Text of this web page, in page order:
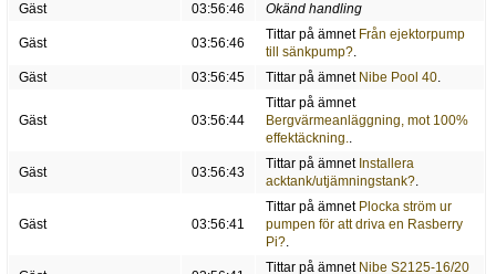
Gäst
03:56:46 Okänd handling
Gäst 03:56:46
Tittar på ämnet Från ejektorpump
till sänkpump?.
Gäst
03:56:45 Tittar på ämnet Nibe Pool 40.
Gäst 03:56:44
Tittar på ämnet
Bergvärmeanläggning, mot 100%
effektäckning..
Gäst 03:56:43
Tittar på ämnet Installera
acktank/utjämningstank?.
Gäst 03:56:41
Tittar på ämnet Plocka ström ur
pumpen för att driva en Rasberry
Pi?.
Tittar på ämnet Nibe S2125-16/20